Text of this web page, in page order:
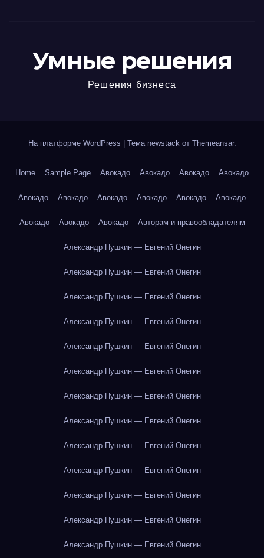
Умные решения
Решения бизнеса
На платформе WordPress Тема newstack от Themeansar.
Home Sample Page Авокадо Авокадо Авокадо Авокадо
Авокадо Авокадо Авокадо Авокадо Авокадо Авокадо
Авокадо Авокадо Авокадо Авторам и правообладателям
Александр Пушкин — Евгений Онегин
Александр Пушкин — Евгений Онегин
Александр Пушкин — Евгений Онегин
Александр Пушкин — Евгений Онегин
Александр Пушкин — Евгений Онегин
Александр Пушкин — Евгений Онегин
Александр Пушкин — Евгений Онегин
Александр Пушкин — Евгений Онегин
Александр Пушкин — Евгений Онегин
Александр Пушкин — Евгений Онегин
Александр Пушкин — Евгений Онегин
Александр Пушкин — Евгений Онегин
Александр Пушкин — Евгений Онегин